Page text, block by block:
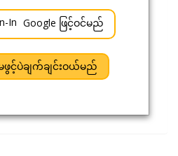
Google ဖြင့်ဝင်မည်
င့်ပဲချက်ချင်းဝယ်မည်